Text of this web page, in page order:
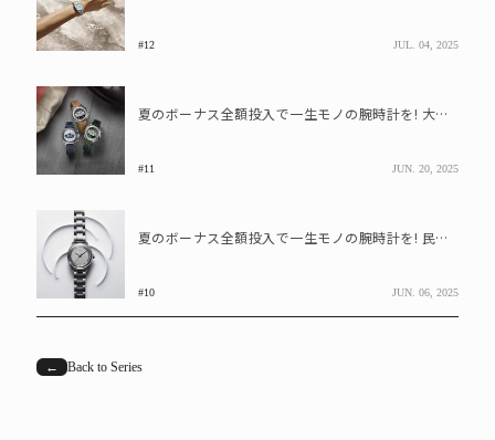
#12 JUL. 04, 2025
夏のボーナス全額投入で一生モノの腕時計を! 大企業平均90万円前後で選ぶなら?
#11 JUN. 20, 2025
夏のボーナス全額投入で一生モノの腕時計を! 民間企業平均支給額で選ぶなら?
#10 JUN. 06, 2025
← Back to Series